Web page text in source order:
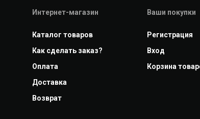
Интернет-магазин
Каталог товаров
Как сделать заказ?
Оплата
Доставка
Возврат
Ваши покупки
Регистрация
Вход
Корзина